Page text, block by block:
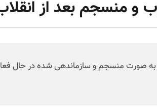
و منسجم بعد از
به صورت منسجم و سازماندهی شده در حال